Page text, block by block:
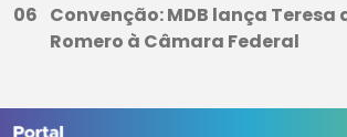
Convenção: MDB lança Teresa
Romero à Câmara Federal